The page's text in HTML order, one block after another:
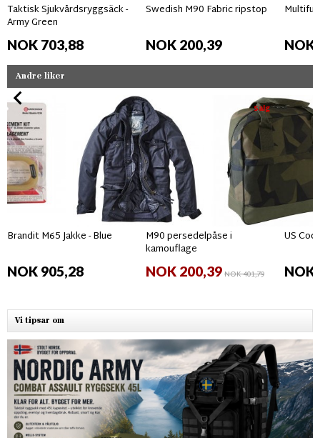
Taktisk Sjukvårdsryggsäck -
Army Green
NOK 703,88
Swedish M90 Fabric ripstop
NOK 200,39 NOK
Andre liker
Brandit M65 Jakke - Blue
NOK 905,28
Salg
M90 persedelpåse i
kamouflage
NOK 200,39NOK 401,79
US
NOK
Vi tipsar om